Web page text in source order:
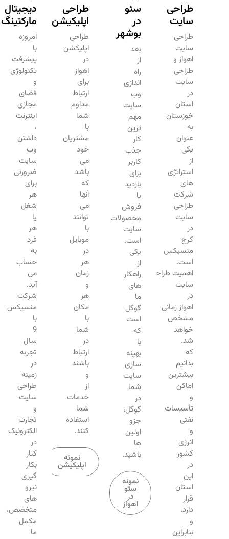
طراحی
سایت
طراحی
سایت
اهواز و
طراحی
سایت
استان
خوزستان
عنوان
یکی
استراتژی
های
شرکت
طراحی
سایت
کرج
منسیکس
است.
اهمیت طراحی
سایت
اهواز زمانی
مشخص
خواهد
شد.
که
بدانیم
بیشترین
اماکن
تأسیسات
نفتی
انرژی
کشور
این
استان
قرار
دارد.
بنابراین
سئو
در
بوشهر
بعد
راه
اندازی
وب
سایت
مهم
ترین
کار
جذب
کاربر
برای
بازدید
فروش
محصولات
سایت
است.
یکی
راهکار
های
گوگل
است
که
بهینه
سازی
سایت
شما
گوگل،
جزو
اولین
ها
باشید.
نمونه
سئو
اهواز
طراحی
اپلیکیشن
طراحی
اپلیکشن
اهواز
برای
ارتباط
مداوم
شما
مشتریان
خود
می
باشد
که
آنها
می
توانند
موبایل
هر
زمان
هر
مکان
شما
ارتباط
باشند
خدمات
شما
استفاده
کنند.
نمونه
اپلیکیشن
دیجیتال
مارکتینگ
امروزه
پیشرفت
تکنولوژی
فضای
مجازی
اینترنت
داشتن
وب
سایت
ضرورتی
برای
هر
شغل
هر
فرد
حساب
می
آید.
شرکت
منسیکس
سال
تجربه
زمینه
طراحی
سایت
تجارت
الکترونیک
کنار
بکار
گیری
نیرو
های
متخصص،
مکمل